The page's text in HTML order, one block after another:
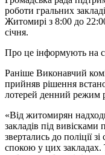
роботи гральних
Житомирі з 8:00 до
січня.
Про це інформують на
Раніше Виконавчий
прийняв рішення
лотерей денний режим
«Від житомирян
закладів під
звертались до поліції
спокою у цих